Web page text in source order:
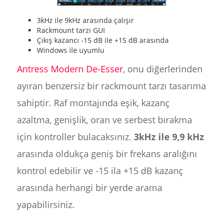
3kHz ile 9kHz arasında çalışır
Rackmount tarzı GUI
Çıkış kazancı -15 dB ile +15 dB arasında
Windows ile uyumlu
Antress Modern De-Esser, onu diğerlerinden
ayıran benzersiz bir rackmount tarzı tasarıma
sahiptir. Raf montajında eşik, kazanç
azaltma, genişlik, oran ve serbest bırakma
için kontroller bulacaksınız. 3kHz ile 9,9 kHz
arasında oldukça geniş bir frekans aralığını
kontrol edebilir ve -15 ila +15 dB kazanç
arasında herhangi bir yerde arama
yapabilirsiniz.